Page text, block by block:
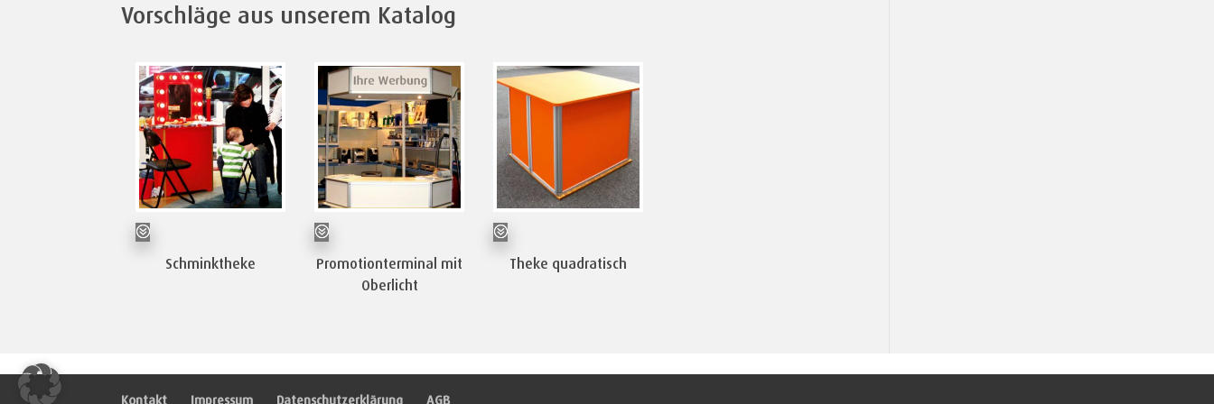
Vorschläge aus unserem Katalog
Schminktheke
Promotionterminal mit
Oberlicht
Theke quadratisch
Kontakt Impressum Datenschutzerklärung AGB